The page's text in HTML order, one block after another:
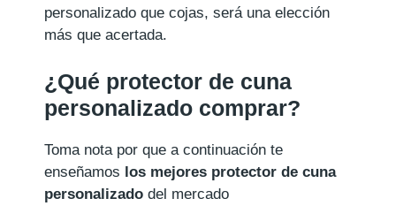
personalizado que cojas, será una elección
más que acertada.
¿Qué protector de cuna
personalizado comprar?
Toma nota por que a continuación te
enseñamos los mejores protector de cuna
personalizado del mercado